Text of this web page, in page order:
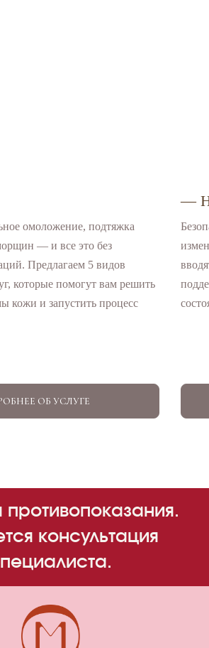
омоложение, подтяжка
— и все это без
Предлагаем 5 видов
которые помогут вам решить
кожи и запустить процесс
ОБ УСЛУГЕ
—
консультация